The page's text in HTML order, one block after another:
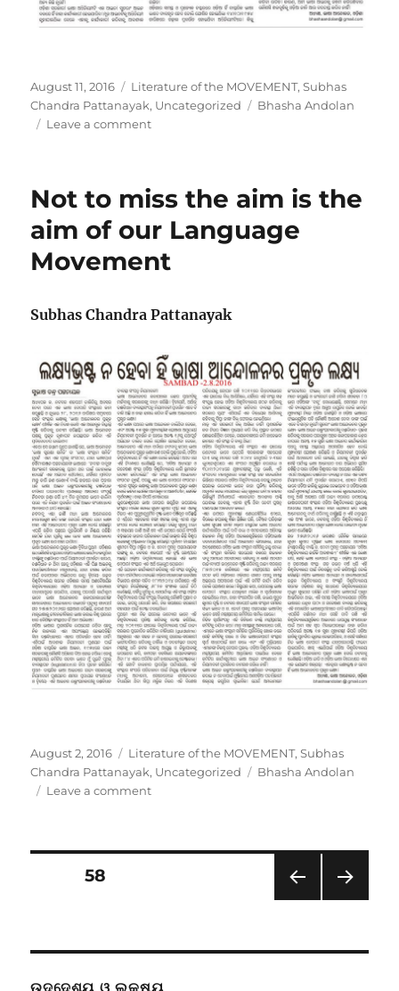
Posted
on
August 11, 2016 Categories
Literature of the MOVEMENT,Subhas
Chandra Pattanayak, Uncategorized Tags
Bhasha Andolan
Leave a commenton
punishment
violation
of
Law
must?
Not to miss the aim is the
aim of our Language
Movement
Subhas Chandra Pattanayak
Posted
on
August 2, 2016 Categories
Literature of the MOVEMENT,Subhas
Chandra Pattanayak, Uncategorized Tags
Bhasha Andolan
Leave a commenton
of
Posts
PAG
PAGE58